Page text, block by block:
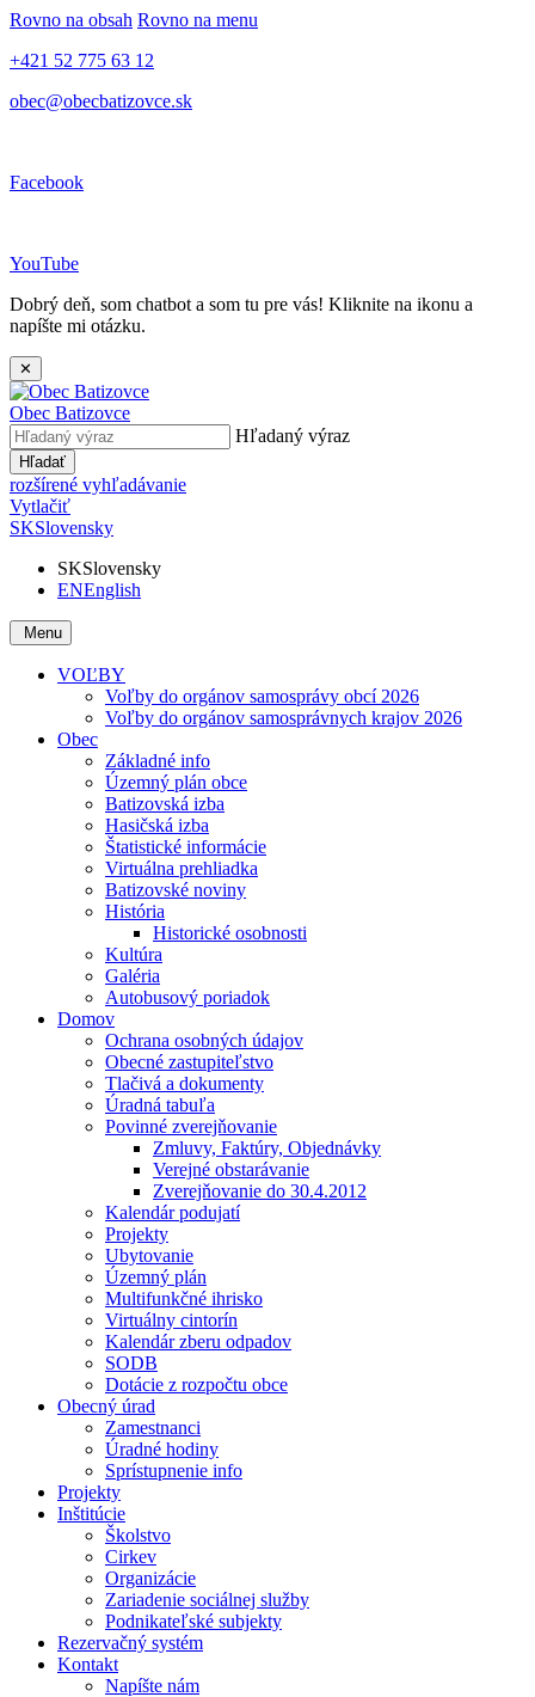
Rovno na obsah Rovno na menu
+421 52 775 63 12
obec@obecbatizovce.sk
Facebook
YouTube
Dobrý deň, som chatbot a som tu pre vás! Kliknite na ikonu a
napíšte mi otázku.
✕
Obec Batizovce
Hľadaný výraz
Hľadať
rozšírené vyhľadávanie
Vytlačiť
SKSlovensky
SKSlovensky
ENEnglish
Menu
VOĽBY
Voľby do orgánov samosprávy obcí 2026
Voľby do orgánov samosprávnych krajov 2026
Obec
Základné info
Územný plán obce
Batizovská izba
Hasičská izba
Štatistické informácie
Virtuálna prehliadka
Batizovské noviny
História
Historické osobnosti
Kultúra
Galéria
Autobusový poriadok
Domov
Ochrana osobných údajov
Obecné zastupiteľstvo
Tlačivá a dokumenty
Úradná tabuľa
Povinné zverejňovanie
Zmluvy, Faktúry, Objednávky
Verejné obstarávanie
Zverejňovanie do 30.4.2012
Kalendár podujatí
Projekty
Ubytovanie
Územný plán
Multifunkčné ihrisko
Virtuálny cintorín
Kalendár zberu odpadov
SODB
Dotácie z rozpočtu obce
Obecný úrad
Zamestnanci
Úradné hodiny
Sprístupnenie info
Projekty
Inštitúcie
Školstvo
Cirkev
Organizácie
Zariadenie sociálnej služby
Podnikateľské subjekty
Rezervačný systém
Kontakt
Napíšte nám